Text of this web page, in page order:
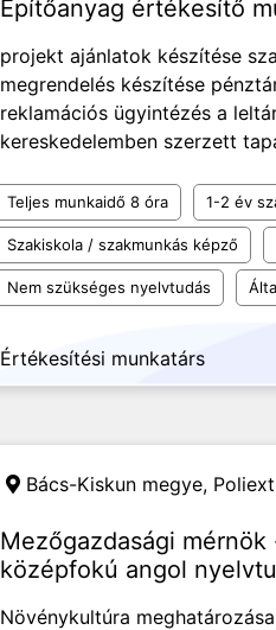
Építőanyag értékesítő
projekt ajánlatok készítése
megrendelés készítése
reklamációs ügyintézés a
kereskedelemben szerzett
Teljes munkaidő 8 óra 1-2 év
Szakiskola / szakmunkás képző
Nem szükséges nyelvtudás
Értékesítési munkatárs
Bács-Kiskun megye,
Mezőgazdasági
középfokú angol
Növénykultúra